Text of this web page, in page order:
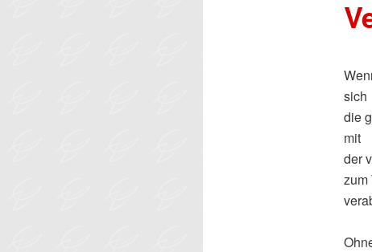
sich
die
mit
der
zum